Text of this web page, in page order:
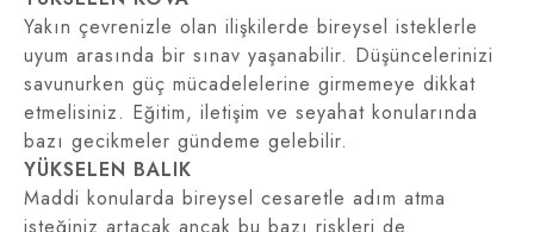
Yakın çevrenizle olan ilişkilerde bireysel isteklerle
uyum arasında bir sınav yaşanabilir. Düşüncelerinizi
savunurken güç mücadelelerine girmemeye dikkat
etmelisiniz. Eğitim, iletişim ve seyahat konularında
bazı gecikmeler gündeme gelebilir.
YÜKSELEN BALIK
Maddi konularda bireysel cesaretle adım atma
isteğiniz artacak ancak bu bazı riskleri de